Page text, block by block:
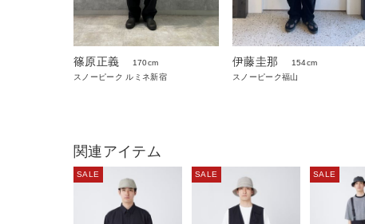
篠原正義
170cm
スノーピーク ルミネ新宿
伊藤圭那
154cm
スノーピーク福山
関連アイテム
SALE SALE SALE